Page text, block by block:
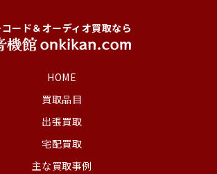
コード＆オーディオ買取なら
HOME
買取品目
出張買取
宅配買取
主な買取事例